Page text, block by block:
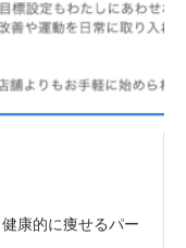
康的に痩せるパー